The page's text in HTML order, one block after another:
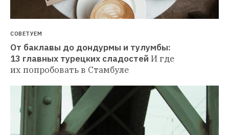
СОВЕТУЕМ
От баклавы до дондурмы и тулумбы:
13 главных турецких сладостей И где
их попробовать в Стамбуле